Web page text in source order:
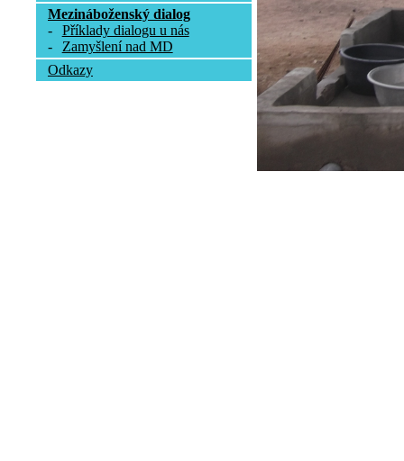
Mezináboženský dialog
-
Příklady dialogu u nás
-
Zamyšlení nad MD
Odkazy